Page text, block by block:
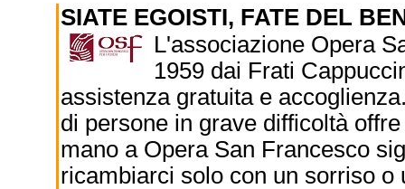
SIATE EGOISTI, FATE DEL
L'associazione Opera
1959 dai Frati
assistenza gratuita e
di persone in grave difficoltà
mano a Opera San Francesco
ricambiarci solo con un sorriso o